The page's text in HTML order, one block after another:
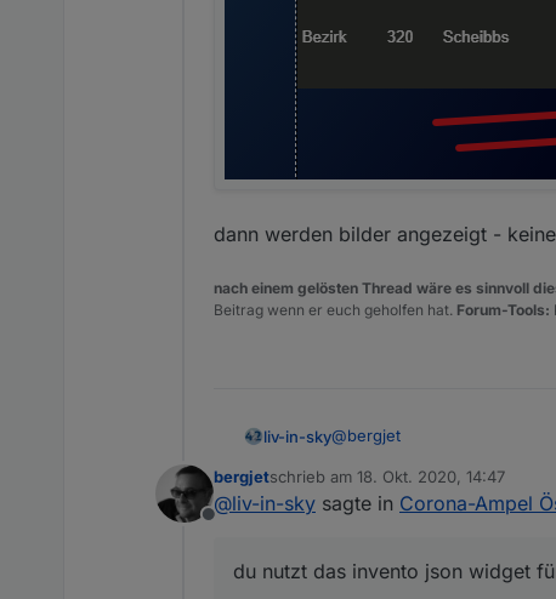
dann werden bilder angezeigt -
nach einem gelösten Thread wäre es sinnvoll
Beitrag wenn er euch geholfen hat. Forum-Tools:
liv-in-sky@bergjet
du nutzt das invento json
Offline
bergjetschrieb am 18. Okt. 2020, 14:47
zuletzt editiert von
@liv-in-sky sagte in Corona-Ampel
du nutzt das invento json widget